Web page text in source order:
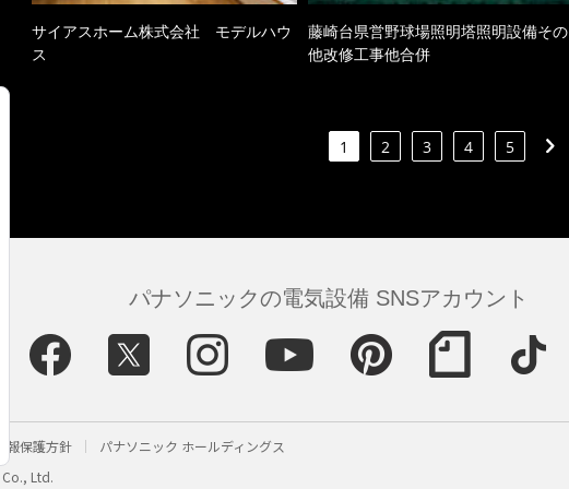
サイアスホーム株式会社 モデルハウ
ス
藤崎台県営野球場照明塔照明設備その
他改修工事他合併
1 2 3 4 5
パナソニックの電気設備 SNSアカウント
報保護方針 パナソニック ホールディングス
Ltd.